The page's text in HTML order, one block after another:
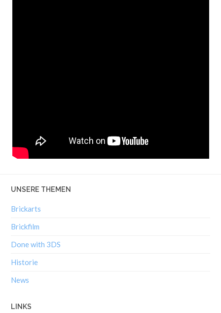
UNSERE THEMEN
Brickarts
Brickfilm
Done with 3DS
Historie
News
LINKS